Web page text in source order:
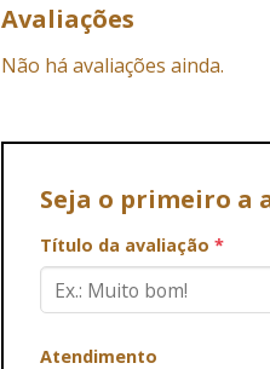
Avaliações
Não há avaliações ainda.
Seja o primeiro a
Título da avaliação *
Atendimento